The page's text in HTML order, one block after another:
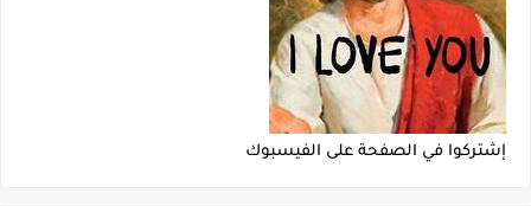
إشتركوا في الصفحة على الفيسبوك